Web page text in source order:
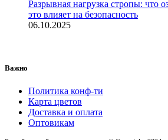
Разрывная нагрузка стропы: что
это влияет на безопасность
06.10.2025
Важно
Политика конф-ти
Карта цветов
Доставка и оплата
Оптовикам